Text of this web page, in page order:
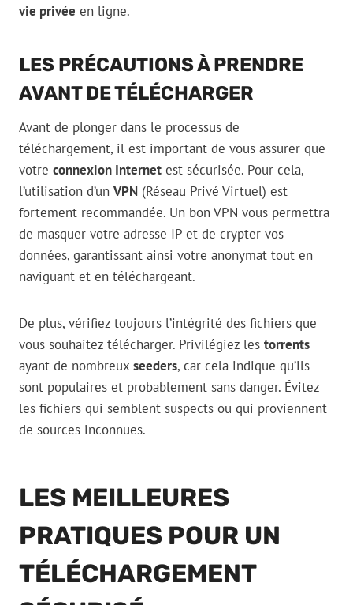
vie privée en ligne.
LES PRÉCAUTIONS À PRENDRE
AVANT DE TÉLÉCHARGER
Avant de plonger dans le processus de
téléchargement, il est important de vous assurer que
votre connexion Internet est sécurisée. Pour cela,
l’utilisation d’un VPN (Réseau Privé Virtuel) est
fortement recommandée. Un bon VPN vous permettra
de masquer votre adresse IP et de crypter vos
données, garantissant ainsi votre anonymat tout en
naviguant et en téléchargeant.
De plus, vérifiez toujours l’intégrité des fichiers que
vous souhaitez télécharger. Privilégiez les torrents
ayant de nombreux seeders, car cela indique qu’ils
sont populaires et probablement sans danger. Évitez
les fichiers qui semblent suspects ou qui proviennent
de sources inconnues.
LES MEILLEURES
PRATIQUES POUR UN
TÉLÉCHARGEMENT